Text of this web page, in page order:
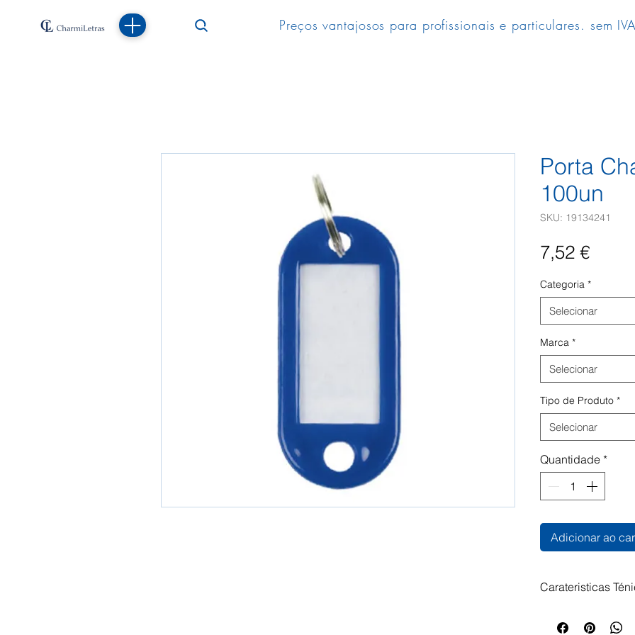
Preços vantajosos para profissionais e particulares. sem
Porta
100un
SKU: 19134241
7,52 €Preço
Categoria *
Selecionar
Marca *
Selecionar
Tipo de Produto *
Selecionar
Quantidade *
Adicionar ao
Carateristicas
facilmente